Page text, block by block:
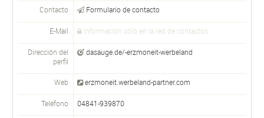
Contacto Formulario de contacto
E-Mail Información sólo en la red de contactos
Dirección del
perfil
dasauge.de/-erzmoneit-werbeland
Web erzmoneit.werbeland-partner.com
Teléfono 04841-939870